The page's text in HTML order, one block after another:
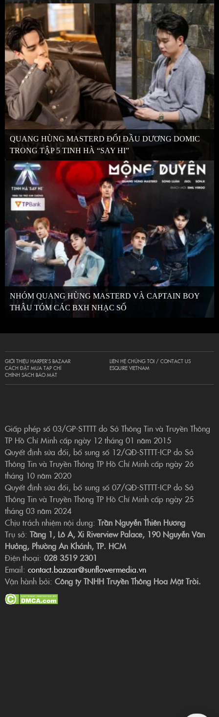
QUANG HÙNG MASTERD ĐỐI ĐẦU DƯƠNG DOMIC
TRONG TẬP 5 TINH HÀ “SAY HI”
NHÓM QUANG HÙNG MASTERD VÀ CAPTAIN BOY
THÂU TÓM CÁC BXH NHẠC SỐ
GIỚI THIỆU HARPER’S BAZAAR
CÁCH ĐẶT MUA TẠP CHÍ
CHÍNH SÁCH BẢO MẬT
LIÊN HỆ CHÚNG TÔI / CONTACT US
ESQUIRE VIETNAM
Giấp phép số 03/GP-STTTT do Sở Thông Tin và Truyền Thông
TP Hồ Chí Minh cấp ngày 12 tháng 01 năm 2015
Quyết định sửa đổi, bổ sung số 12/QĐ-STTTT-ICP do Sở
Thông Tin và Truyền Thông TP Hồ Chí Minh cấp ngày 26
tháng 10 năm 2020
Quyết định sửa đổi, bổ sung số 07/QĐ-STTTT-ICP do Sở
Thông Tin và Truyền Thông TP Hồ Chí Minh cấp ngày 25
tháng 03 năm 2024
Chịu trách nhiệm nội dung: Trần Nguyễn Thiên Hương
Trụ sở: Tầng 1, Lô A, Xi Riverview Palace, 190 Nguyễn Văn
Hưởng, Phường An Khánh, TP. HCM
Điện thoại: 028 3519 2301
Email: contact.bazaar@sunflowermedia.vn
Vận hành bởi: Công ty TNHH Truyền Thông Hoa Mặt Trời.